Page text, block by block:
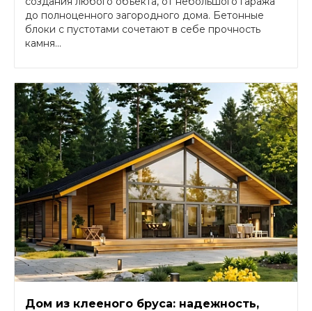
до полноценного загородного дома. Бетонные
блоки с пустотами сочетают в себе прочность
камня...
Дом из клееного бруса: надежность,